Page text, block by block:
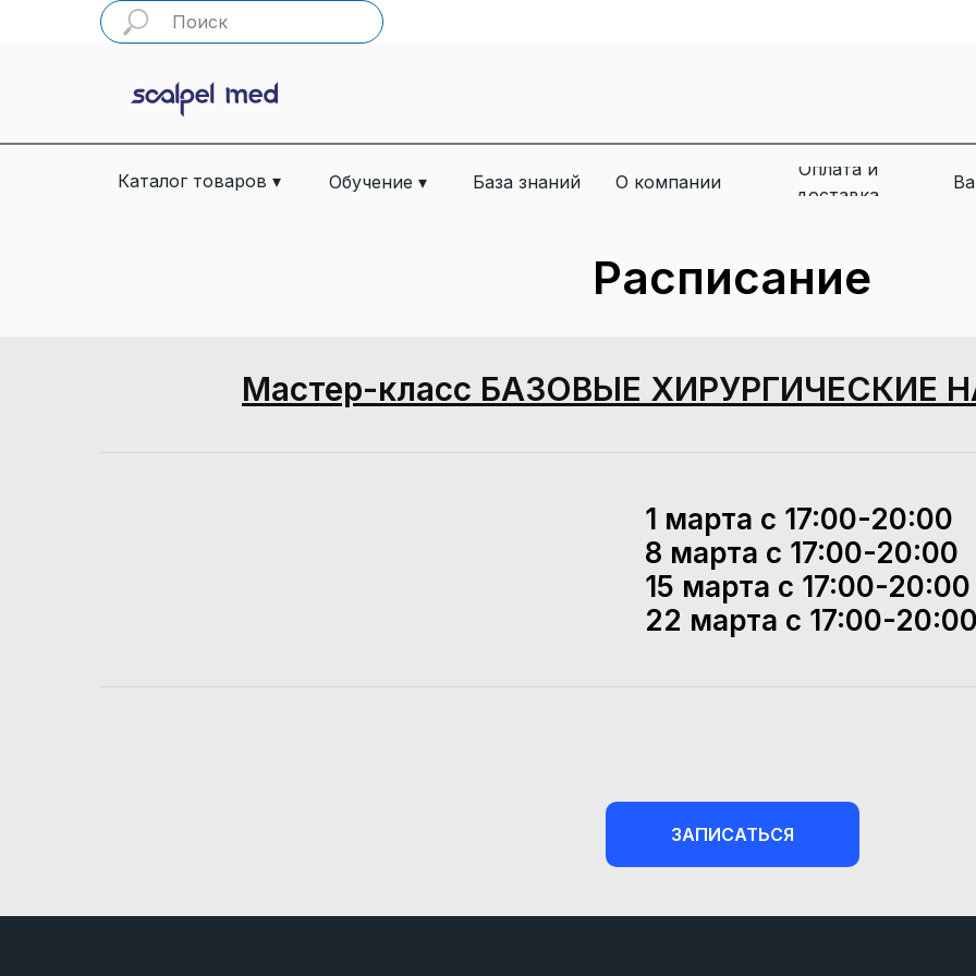
Каталог товаров ▾ Обучение ▾ База знаний О компании
Оплата и
доставка
Расписание
Мастер-класс БАЗОВЫЕ ХИРУРГИЧЕСКИЕ
1 марта с 17:00-20:00
8 марта с 17:00-20:00
15 марта с 17:00-20:00
22 марта с 17:00-
ЗАПИСАТЬСЯ